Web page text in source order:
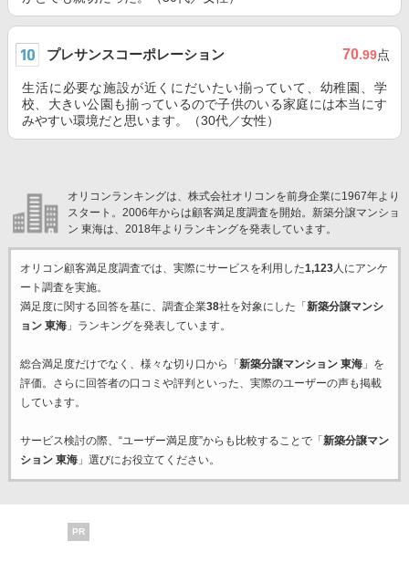
プレサンスコーポレーション 70.99点
生活に必要な施設が近くにだいたい揃っていて、幼稚園、学
校、大きい公園も揃っているので子供のいる家庭には本当にす
みやすい環境だと思います。（30代／女性）
オリコンランキングは、株式会社オリコンを前身企業に1967年より
スタート。2006年からは顧客満足度調査を開始。新築分譲マンショ
ン 東海は、2018年よりランキングを発表しています。
オリコン顧客満足度調査では、実際にサービスを利用した1,123人にアンケ
ート調査を実施。
満足度に関する回答を基に、調査企業38社を対象にした「 新築分譲マンシ
ョン 東海」ランキングを発表しています。
総合満足度だけでなく、様々な切り口から「 新築分譲マンション 東海」を
評価。さらに回答者の口コミや評判といった、実際のユーザーの声も掲載
しています。
サービス検討の際、“ユーザー満足度”からも比較することで「 新築分譲マン
ション 東海」選びにお役立てください。
PR